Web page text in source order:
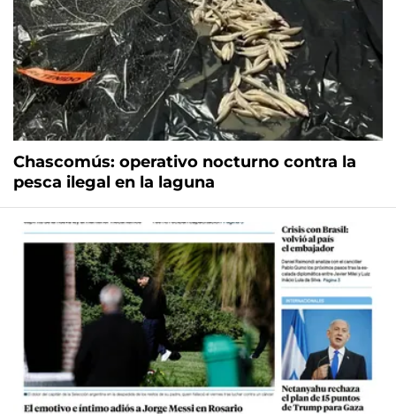
Chascomús: operativo nocturno contra la
pesca ilegal en la laguna